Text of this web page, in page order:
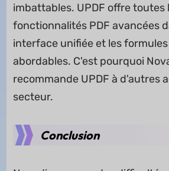
imbattables. UPDF offre toutes
fonctionnalités PDF avancées
interface unifiée et les
abordables. C'est pourquoi
recommande UPDF à d'autres
secteur.
Conclusion